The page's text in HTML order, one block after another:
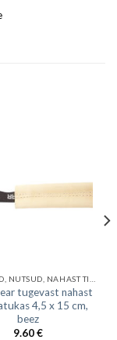
tugevast nahast
4,5 x 15 cm,
beez
9.60€